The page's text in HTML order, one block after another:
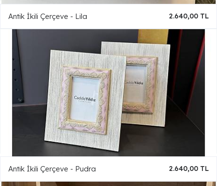
Antik İkili Çerçeve - Lila 2.640,00 TL
Antik İkili Çerçeve - Pudra 2.640,00 TL